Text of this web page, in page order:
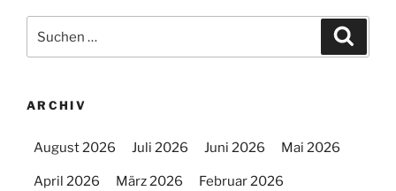
nach:
ARCHIV
August 2026 Juli 2026 Juni 2026 Mai 2026
April 2026 März 2026 Februar 2026